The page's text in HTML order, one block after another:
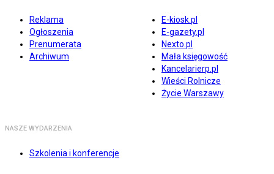
Reklama
Ogłoszenia
Prenumerata
Archiwum
E-kiosk.pl
E-gazety.pl
Nexto.pl
Mała księgowość
Kancelarierp.pl
Wieści Rolnicze
Życie Warszawy
NASZE WYDARZENIA
Szkolenia i konferencje